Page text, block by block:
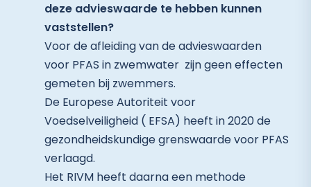
deze advieswaarde te hebben kunnen
vaststellen?
Voor de afleiding van de advieswaarden
voor PFAS in zwemwater zijn geen effecten
gemeten bij zwemmers.
De Europese Autoriteit voor
Voedselveiligheid ( EFSA) heeft in 2020 de
gezondheidskundige grenswaarde voor PFAS
verlaagd.
Het RIVM heeft daarna een methode